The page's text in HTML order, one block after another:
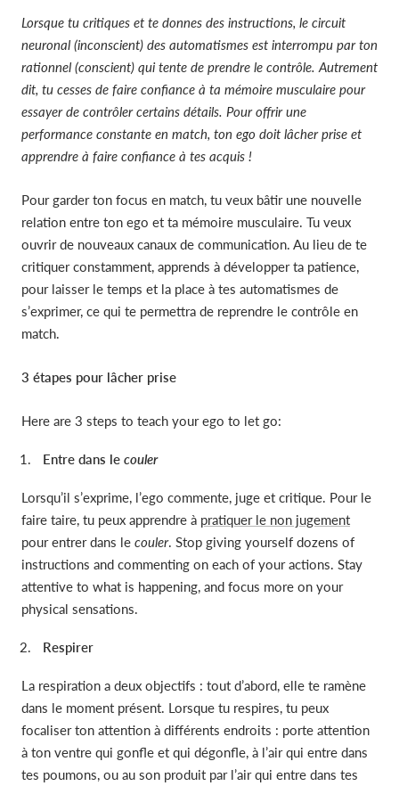
Lorsque tu critiques et te donnes des instructions, le circuit
neuronal (inconscient) des automatismes est interrompu par ton
rationnel (conscient) qui tente de prendre le contrôle. Autrement
dit, tu cesses de faire confiance à ta mémoire musculaire pour
essayer de contrôler certains détails. Pour offrir une
performance constante en match, ton ego doit lâcher prise et
apprendre à faire confiance à tes acquis !
Pour garder ton focus en match, tu veux bâtir une nouvelle
relation entre ton ego et ta mémoire musculaire. Tu veux
ouvrir de nouveaux canaux de communication. Au lieu de te
critiquer constamment, apprends à développer ta patience,
pour laisser le temps et la place à tes automatismes de
s’exprimer, ce qui te permettra de reprendre le contrôle en
match.
3 étapes pour lâcher prise
Here are 3 steps to teach your ego to let go:
Entre dans le couler
Lorsqu’il s’exprime, l’ego commente, juge et critique. Pour le
faire taire, tu peux apprendre à pratiquer le non jugement
pour entrer dans le couler. Stop giving yourself dozens of
instructions and commenting on each of your actions. Stay
attentive to what is happening, and focus more on your
physical sensations.
Respirer
La respiration a deux objectifs : tout d’abord, elle te ramène
dans le moment présent. Lorsque tu respires, tu peux
focaliser ton attention à différents endroits : porte attention
à ton ventre qui gonfle et qui dégonfle, à l’air qui entre dans
tes poumons, ou au son produit par l’air qui entre dans tes